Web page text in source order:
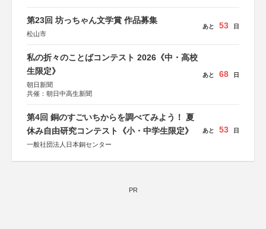
第23回 坊っちゃん文学賞 作品募集
松山市
あと 53 日
私の折々のことばコンテスト 2026《中・高校
生限定》
朝日新聞
共催：朝日中高生新聞
あと 68 日
第4回 銅のすごいちからを調べてみよう！ 夏
休み自由研究コンテスト《小・中学生限定》
一般社団法人日本銅センター
あと 53 日
PR